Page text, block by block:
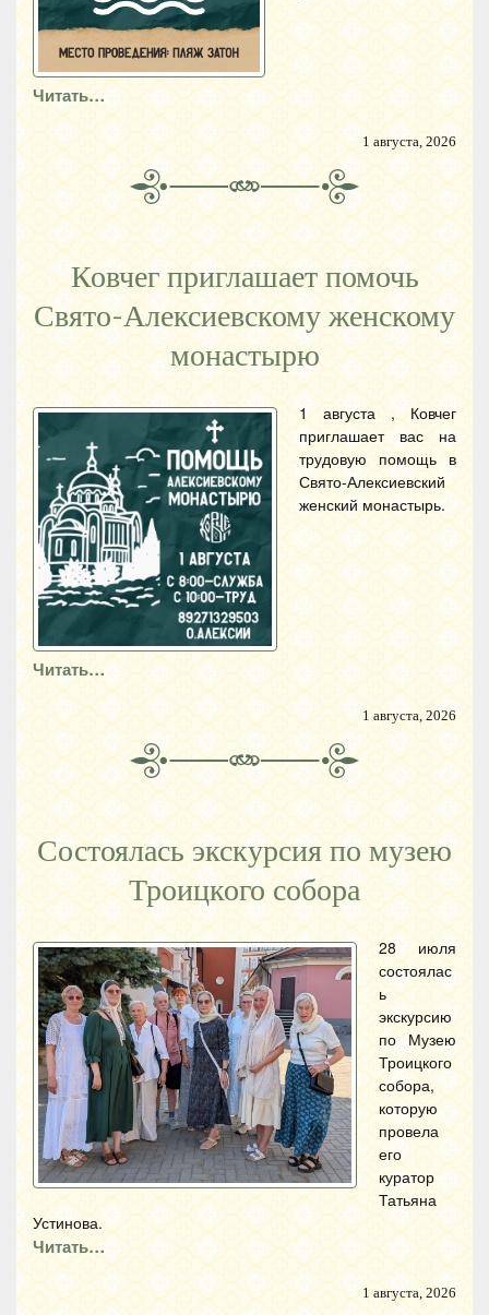
Читать…
1 августа, 2026
Ковчег приглашает помочь
Свято-Алексиевскому женскому
монастырю
1 августа , Ковчег
приглашает вас на
трудовую помощь в
Свято-Алексиевский
женский монастырь.
Читать…
1 августа, 2026
Состоялась экскурсия по музею
Троицкого собора
28 июля
состоялас
ь
экскурсию
по Музею
Троицкого
собора,
которую
провела
его
куратор
Татьяна
Устинова.
Читать…
1 августа, 2026